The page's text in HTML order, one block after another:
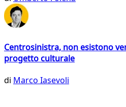
Centrosinistra, non esistono
progetto culturale
di Marco Iasevoli